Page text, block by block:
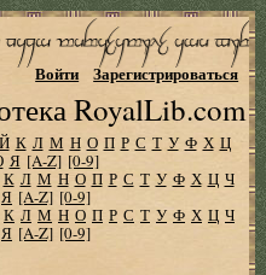
RoyalLib.com
Войти Зарегистрироваться
Й К Л М Н О П Р С Т У Ф Х Ц
Я [A-Z] [0-9]
К Л М Н О П Р С Т У Ф Х Ц Ч
Я [A-Z] [0-9]
К Л М Н О П Р С Т У Ф Х Ц Ч
Я [A-Z] [0-9]